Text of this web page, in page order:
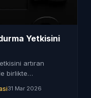
Yetkisini
artıran
birlikte
31 Mar 2026